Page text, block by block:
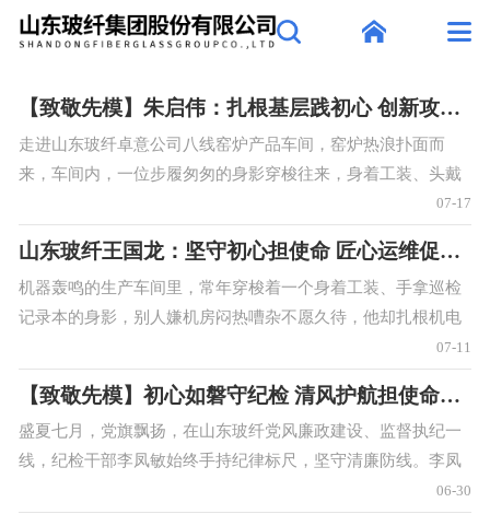
【致敬先模】朱启伟：扎根基层践初心 创新攻坚显担当
走进山东玻纤卓意公司八线窑炉产品车间，窑炉热浪扑面而
来，车间内，一位步履匆匆的身影穿梭往来，身着工装、头戴
安全帽，忙碌不停，他便是八线窑炉产品车间主任朱启伟。从
07-17
山东玻纤王国龙：坚守初心担使命 匠心运维促发展
机器轰鸣的生产车间里，常年穿梭着一个身着工装、手拿巡检
记录本的身影，别人嫌机房闷热嘈杂不愿久待，他却扎根机电
运维一线多年，从设备管理员一步步成长为车间“大管家”，他
就是新材料公司山东玻纤天炬节能机电运
07-11
【致敬先模】初心如磐守纪检 清风护航担使命——山东能源优秀党务工作者李凤敏
盛夏七月，党旗飘扬，在山东玻纤党风廉政建设、监督执纪一
线，纪检干部李凤敏始终手持纪律标尺，坚守清廉防线。李凤
敏2010年入党，2020年5月正式投身纪检党务工作，六余年风
06-30